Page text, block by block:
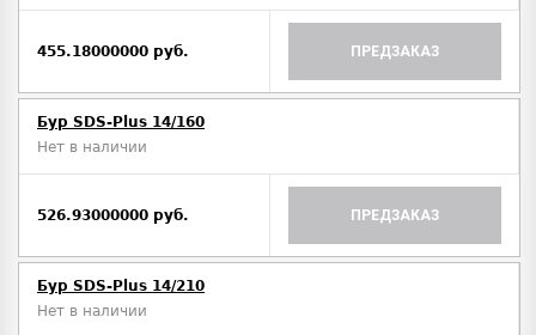
455.18000000 руб. ПРЕДЗАКАЗ
Бур SDS-Plus 14/160
Нет в наличии
526.93000000 руб. ПРЕДЗАКАЗ
Бур SDS-Plus 14/210
Нет в наличии